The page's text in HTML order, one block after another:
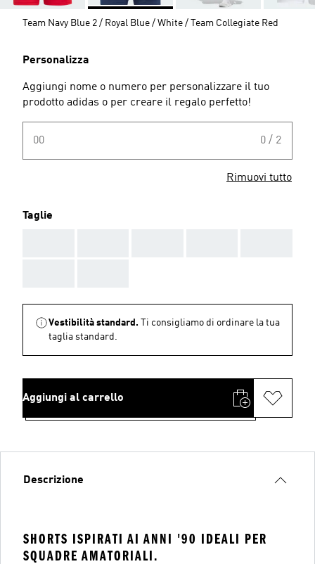
Team Navy Blue 2 / Royal Blue / White / Team Collegiate Red
Personalizza
Aggiungi nome o numero per personalizzare il tuo
prodotto adidas o per creare il regalo perfetto!
00 0 / 2
Rimuovi tutto
Taglie
Vestibilità standard.
Ti consigliamo di ordinare la tua
taglia standard.
Aggiungi al carrello
Descrizione
SHORTS ISPIRATI AI ANNI '90 IDEALI PER
SQUADRE AMATORIALI.